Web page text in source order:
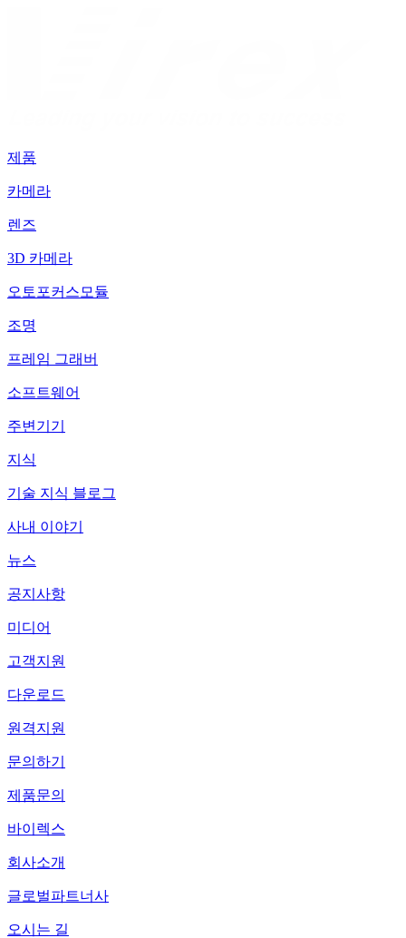
제품
카메라
렌즈
3D 카메라
오토포커스모듈
조명
프레임 그래버
소프트웨어
주변기기
지식
기술 지식 블로그
사내 이야기
뉴스
공지사항
미디어
고객지원
다운로드
원격지원
문의하기
제품문의
바이렉스
회사소개
글로벌파트너사
오시는 길